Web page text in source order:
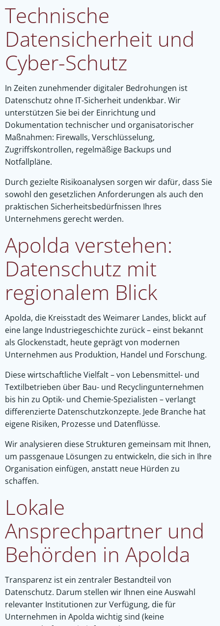
Technische
Datensicherheit und
Cyber-Schutz
In Zeiten zunehmender digitaler Bedrohungen ist
Datenschutz ohne IT-Sicherheit undenkbar. Wir
unterstützen Sie bei der Einrichtung und
Dokumentation technischer und organisatorischer
Maßnahmen: Firewalls, Verschlüsselung,
Zugriffskontrollen, regelmäßige Backups und
Notfallpläne.
Durch gezielte Risikoanalysen sorgen wir dafür, dass Sie
sowohl den gesetzlichen Anforderungen als auch den
praktischen Sicherheitsbedürfnissen Ihres
Unternehmens gerecht werden.
Apolda verstehen:
Datenschutz mit
regionalem Blick
Apolda, die Kreisstadt des Weimarer Landes, blickt auf
eine lange Industriegeschichte zurück – einst bekannt
als Glockenstadt, heute geprägt von modernen
Unternehmen aus Produktion, Handel und Forschung.
Diese wirtschaftliche Vielfalt – von Lebensmittel- und
Textilbetrieben über Bau- und Recyclingunternehmen
bis hin zu Optik- und Chemie-Spezialisten – verlangt
differenzierte Datenschutzkonzepte. Jede Branche hat
eigene Risiken, Prozesse und Datenflüsse.
Wir analysieren diese Strukturen gemeinsam mit Ihnen,
um passgenaue Lösungen zu entwickeln, die sich in Ihre
Organisation einfügen, anstatt neue Hürden zu
schaffen.
Lokale
Ansprechpartner und
Behörden in Apolda
Transparenz ist ein zentraler Bestandteil von
Datenschutz. Darum stellen wir Ihnen eine Auswahl
relevanter Institutionen zur Verfügung, die für
Unternehmen in Apolda wichtig sind (keine